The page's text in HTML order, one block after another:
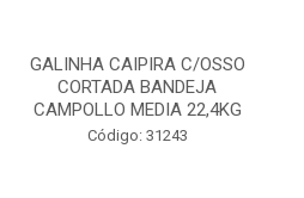
GALINHA CAIPIRA C/OSSO
CORTADA BANDEJA
CAMPOLLO MEDIA 22,4KG
Código: 31243